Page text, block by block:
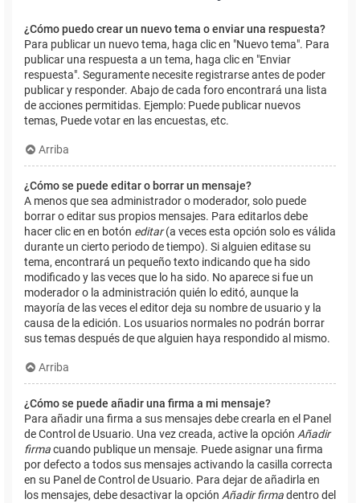
¿Cómo puedo crear un nuevo tema o enviar una respuesta?
Para publicar un nuevo tema, haga clic en "Nuevo tema". Para
publicar una respuesta a un tema, haga clic en "Enviar
respuesta". Seguramente necesite registrarse antes de poder
publicar y responder. Abajo de cada foro encontrará una lista
de acciones permitidas. Ejemplo: Puede publicar nuevos
temas, Puede votar en las encuestas, etc.
Arriba
¿Cómo se puede editar o borrar un mensaje?
A menos que sea administrador o moderador, solo puede
borrar o editar sus propios mensajes. Para editarlos debe
hacer clic en en botón editar(a veces esta opción solo es válida
durante un cierto periodo de tiempo). Si alguien editase su
tema, encontrará un pequeño texto indicando que ha sido
modificado y las veces que lo ha sido. No aparece si fue un
moderador o la administración quién lo editó, aunque la
mayoría de las veces el editor deja su nombre de usuario y la
causa de la edición. Los usuarios normales no podrán borrar
sus temas después de que alguien haya respondido al mismo.
Arriba
¿Cómo se puede añadir una firma a mi mensaje?
Para añadir una firma a sus mensajes debe crearla en el Panel
de Control de Usuario. Una vez creada, active la opción Añadir
firmacuando publique un mensaje. Puede asignar una firma
por defecto a todos sus mensajes activando la casilla correcta
en su Panel de Control de Usuario. Para dejar de añadirla en
los mensajes, debe desactivar la opción Añadir firmadentro del